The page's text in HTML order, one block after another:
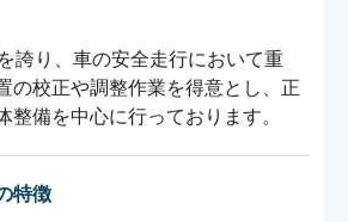
誇り、車の安全走行において重
の校正や調整作業を得意とし、正
整備を中心に行っております。
特徴